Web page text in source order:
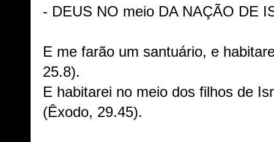
- DEUS NO meio DA NAÇÃO DE
E me farão um santuário, e
25.8).
E habitarei no meio dos filhos de
(Êxodo, 29.45).